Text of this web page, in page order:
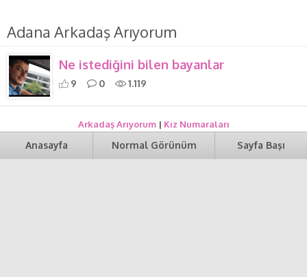
Adana Arkadaş Arıyorum
Ne istediğini bilen bayanlar
9 0 1.119
Arkadaş Arıyorum| Kız Numaraları
Anasayfa Normal Görünüm Sayfa Başı